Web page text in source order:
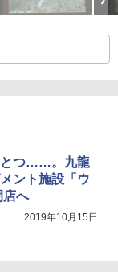
とつ……。九龍
ント施設「ウ
店へ
2019年10月15日